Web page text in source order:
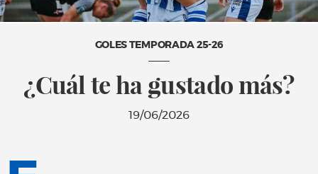
GOLES TEMPORADA 25-26
¿Cuál te ha gustado más?
19/06/2026